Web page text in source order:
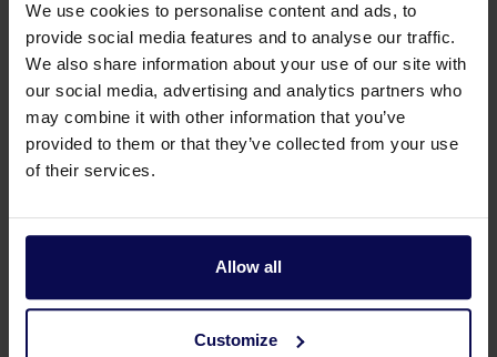
We use cookies to personalise content and ads, to
provide social media features and to analyse our traffic.
We also share information about your use of our site with
our social media, advertising and analytics partners who
may combine it with other information that you’ve
provided to them or that they’ve collected from your use
of their services.
Allow all
Customize
Geeignetes Zubehör